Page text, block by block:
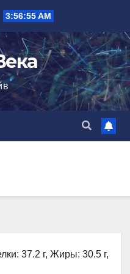
3:56:56 AM
37.2 г, Жиры: 30.5 г,